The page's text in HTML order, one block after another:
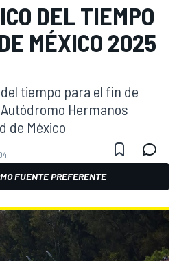
DEL TIEMPO
MÉXICO 2025
tiempo para el fin de
Hermanos
de México
FUENTE PREFERENTE